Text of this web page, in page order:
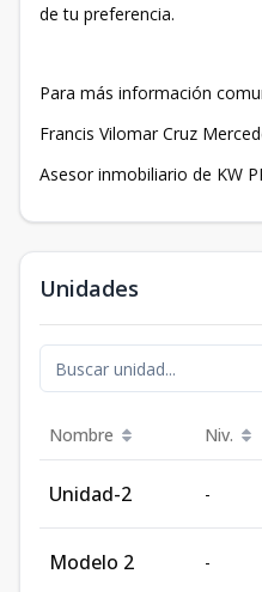
de tu preferencia.
Para más información
Francis Vilomar Cruz
Asesor inmobiliario de KW
Unidades
Nombre Niv.
Unidad-2 -
Modelo 2 -